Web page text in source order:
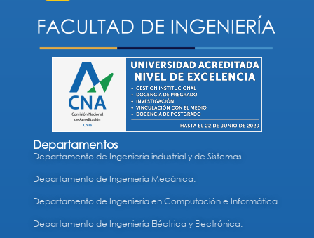
Departamentos
Departamento de Ingeniería industrial y de Sistemas.
Departamento de Ingeniería Mecánica.
Departamento de Ingeniería en Computación e Informática.
Departamento de Ingeniería Eléctrica y Electrónica.